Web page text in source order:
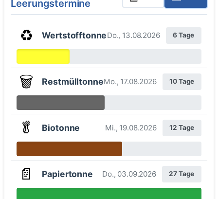
Leerungstermine
♻️ WertstofftonneDo., 13.08.2026 6 Tage
🗑️ RestmülltonneMo., 17.08.2026 10 Tage
🥬 Biotonne Mi., 19.08.2026 12 Tage
📄 Papiertonne Do., 03.09.2026 27 Tage